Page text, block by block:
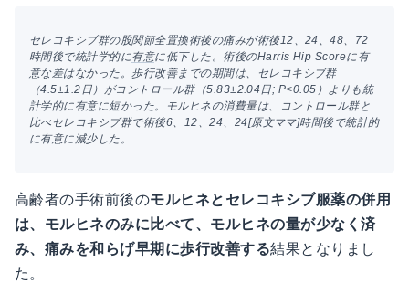
セレコキシブ群の股関節全置換術後の痛みが術後12、24、48、72
時間後で統計学的に有意に低下した。術後のHarris Hip Scoreに有
意な差はなかった。歩行改善までの期間は、セレコキシブ群
（4.5±1.2日）がコントロール群（5.83±2.04日; P<0.05）よりも統
計学的に有意に短かった。モルヒネの消費量は、コントロール群と
比べセレコキシブ群で術後6、12、24、24[原文ママ]時間後で統計的
に有意に減少した。
高齢者の手術前後のモルヒネとセレコキシブ服薬の併用
は、モルヒネのみに比べて、モルヒネの量が少なく済
み、痛みを和らげ早期に歩行改善する結果となりまし
た。